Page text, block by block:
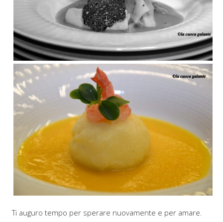
Ti auguro tempo per sperare nuovamente e per amare.